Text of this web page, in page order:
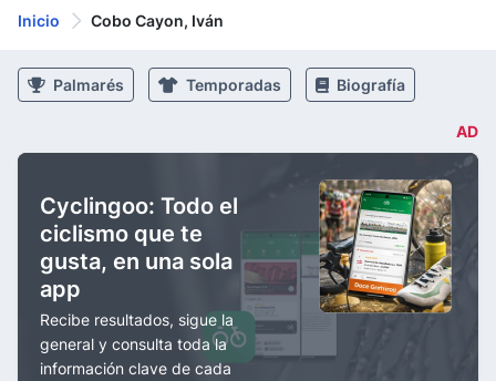
Inicio Cobo Cayon, Iván
Palmarés Temporadas Biografía
AD
Cyclingoo: Todo el
ciclismo que te
gusta, en una sola
app
Recibe resultados, sigue la
general y consulta toda la
información clave de cada